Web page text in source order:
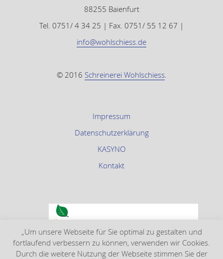
88255 Baienfurt
Tel. 0751/ 4 34 25 | Fax. 0751/ 55 12 67 |
info@wohlschiess.de
© 2016 Schreinerei Wohlschiess.
Impressum
Datenschutzerklärung
KASYNO
Kontakt
„Um unsere Webseite für Sie optimal zu gestalten und
fortlaufend verbessern zu können, verwenden wir Cookies.
Durch die weitere Nutzung der Webseite stimmen Sie der